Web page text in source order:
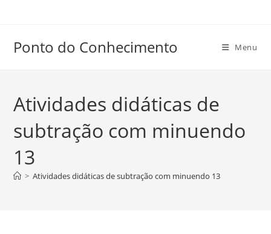
conteúdo
Ponto do Conhecimento Menu
Atividades didáticas de
subtração com minuendo
13
> Atividades didáticas de subtração com minuendo 13